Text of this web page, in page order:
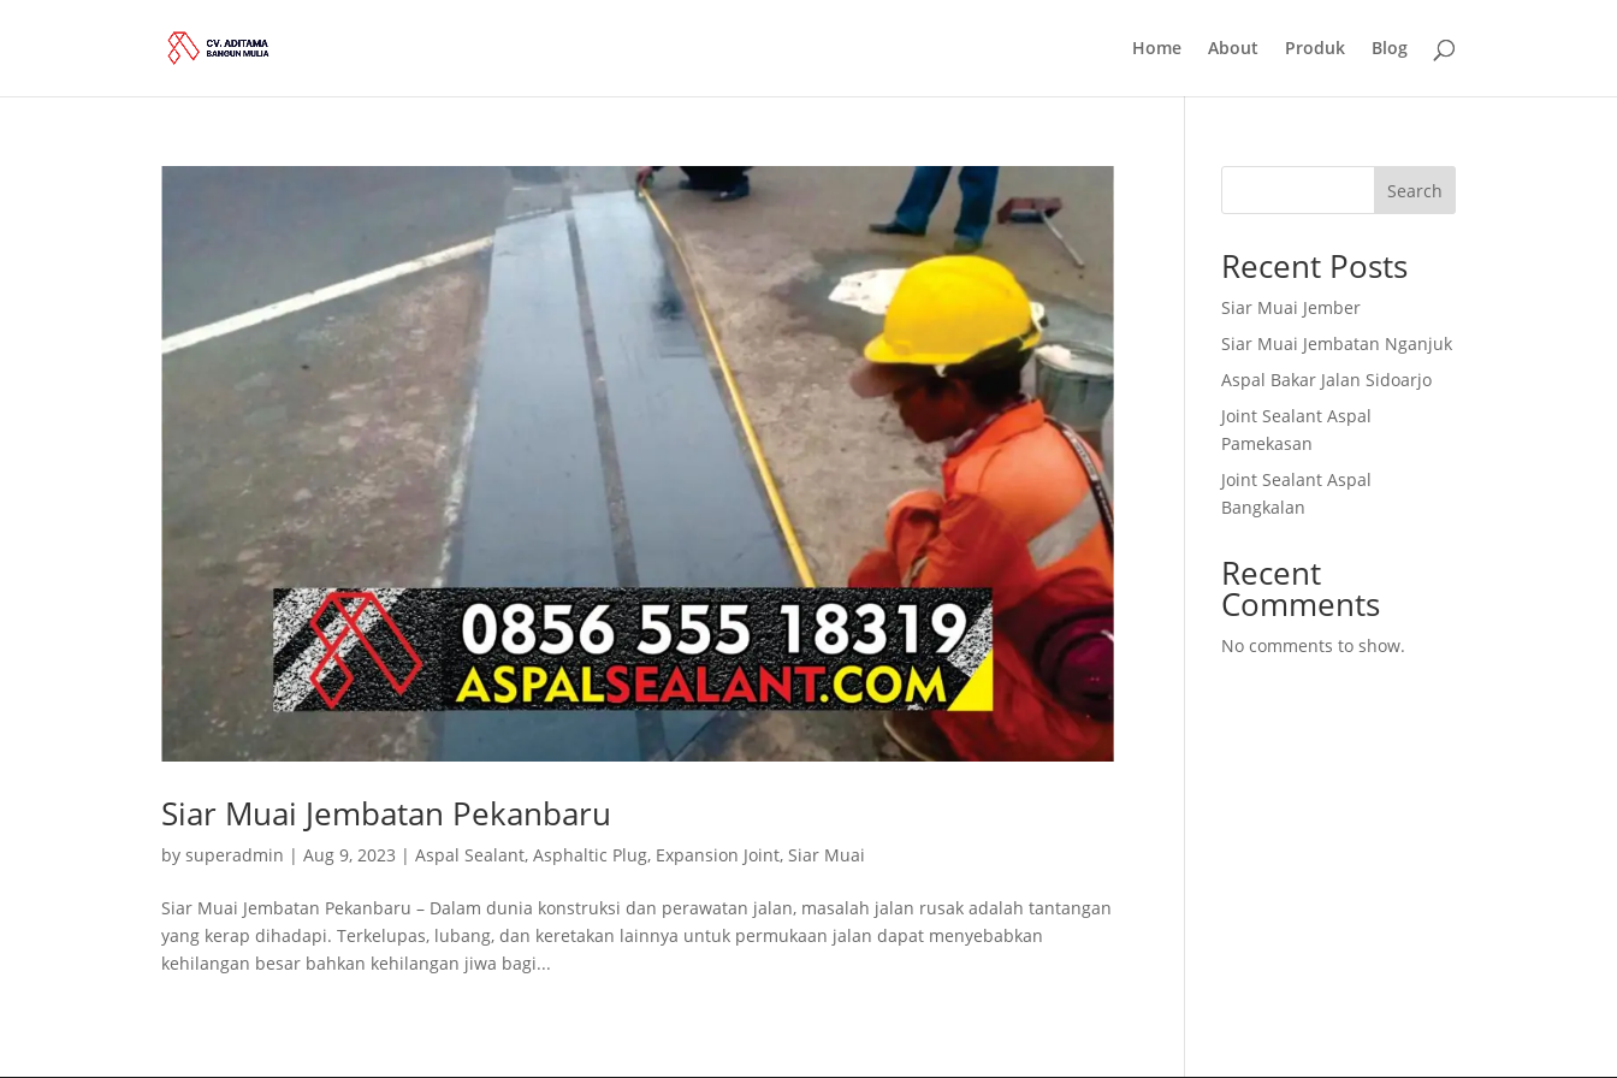
Home About Produk Blog
Siar Muai Jembatan Pekanbaru
bysuperadmin |Aug 9, 2023 |Aspal Sealant,Asphaltic Plug, Expansion Joint, Siar Muai
Siar Muai Jembatan Pekanbaru – Dalam dunia konstruksi dan perawatan jalan, masalah jalan rusak adalah tantangan
yang kerap dihadapi. Terkelupas, lubang, dan keretakan lainnya untuk permukaan jalan dapat menyebabkan
kehilangan besar bahkan kehilangan jiwa bagi...
Search
Recent Posts
Siar Muai Jember
Siar Muai Jembatan Nganjuk
Aspal Bakar Jalan Sidoarjo
Joint Sealant Aspal
Pamekasan
Joint Sealant Aspal
Bangkalan
Recent
Comments
No comments to show.